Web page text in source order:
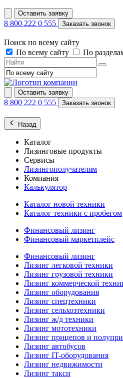
Оставить заявку
8 800 222 0 555 Заказать звонок
Поиск по всему сайту
По всему сайту
По
Оставить заявку
8 800 222 0 555 Заказать звонок
Назад
Каталог
Лизинговые продукты
Сервисы
Лизингополучателям
Компания
Калькулятор
Каталог новой техники
Каталог техники с пробегом
Финансовый лизинг
Финансовый маркетплейс
Финансовый лизинг
Лизинг легковой техники
Лизинг грузовой техники
Лизинг коммерческой
Лизинг оборудования
Лизинг спецтехники
Лизинг сельхозтехники
Лизинг ж/д техники
Лизинг мототехники
Лизинг прицепов и
Лизинг автобусов
Лизинг IT-оборудования
Лизинг недвижимости
Лизинг такси